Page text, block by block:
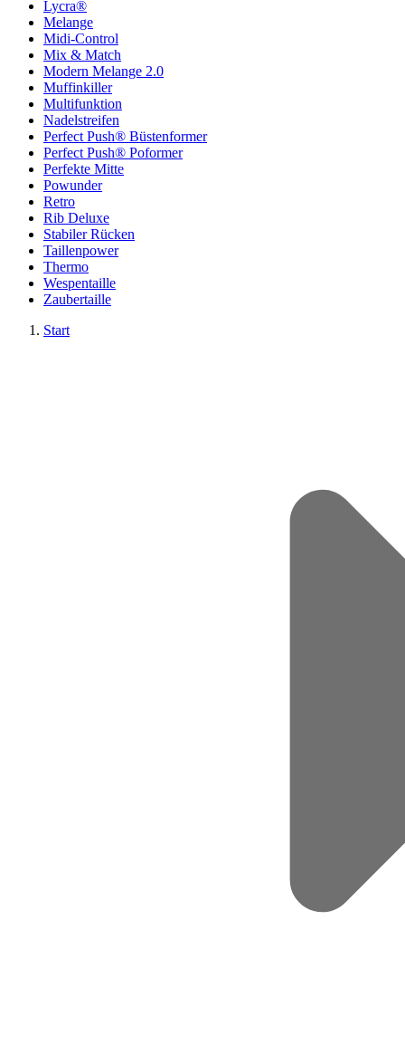
Lycra®
Melange
Midi-Control
Mix & Match
Modern Melange 2.0
Muffinkiller
Multifunktion
Nadelstreifen
Perfect Push® Büstenformer
Perfect Push® Poformer
Perfekte Mitte
Powunder
Retro
Rib Deluxe
Stabiler Rücken
Taillenpower
Thermo
Wespentaille
Zaubertaille
Start